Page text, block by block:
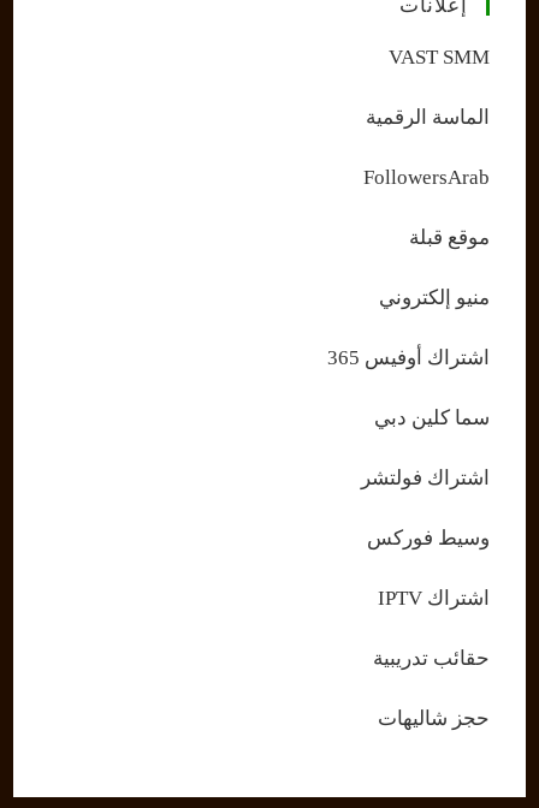
إعلانات
VAST SMM
الماسة الرقمية
FollowersArab
موقع قبلة
منيو إلكتروني
اشتراك أوفيس 365
سما كلين دبي
اشتراك فولتشر
وسيط فوركس
اشتراك IPTV
حقائب تدريبية
حجز شاليهات